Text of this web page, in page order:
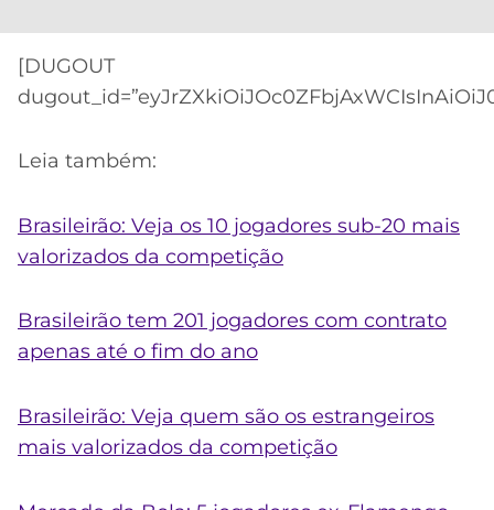
[DUGOUT
Leia também:
Brasileirão: Veja os 10 jogadores sub-20 mais
valorizados da competição
Brasileirão tem 201 jogadores com contrato
apenas até o fim do ano
Brasileirão: Veja quem são os estrangeiros
mais valorizados da competição